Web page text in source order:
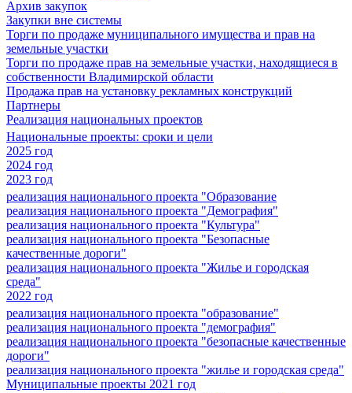
Архив закупок
Закупки вне системы
Торги по продаже муниципального имущества и прав на
земельные участки
Торги по продаже прав на земельные участки, находящиеся в
собственности Владимирской области
Продажа прав на установку рекламных конструкций
Партнеры
Реализация национальных проектов
Национальные проекты: сроки и цели
2025 год
2024 год
2023 год
реализация национального проекта "Образование
реализация национального проекта "Демография"
реализация национального проекта "Культура"
реализация национального проекта "Безопасные
качественные дороги"
реализация национального проекта "Жилье и городская
среда"
2022 год
реализация национального проекта "образование"
реализация национального проекта "демография"
реализация национального проекта "безопасные качественные
дороги"
реализация национального проекта "жилье и городская среда"
Муниципальные проекты 2021 год